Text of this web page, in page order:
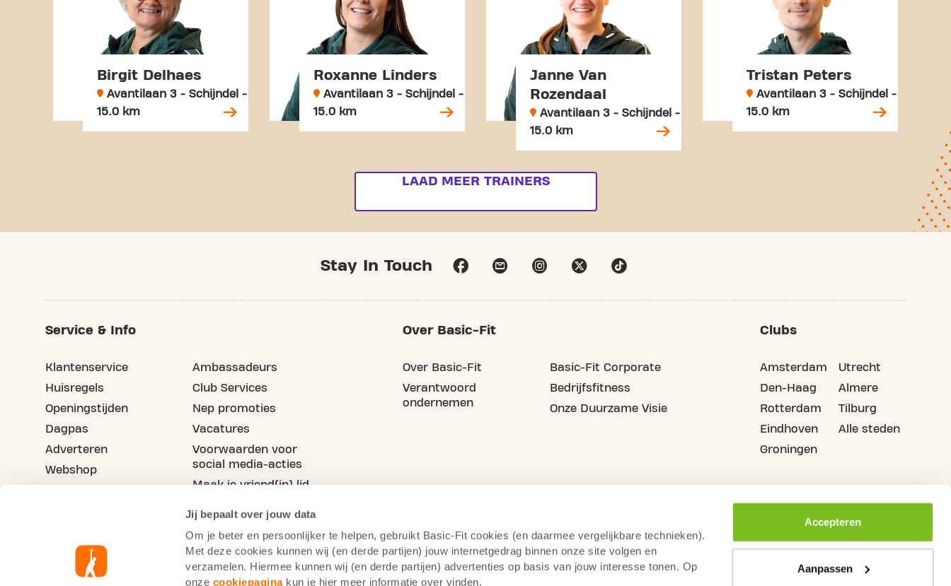
Jij bepaalt over jouw data
Om je beter en persoonlijker te helpen, gebruikt Basic-Fit cookies (en daarmee vergelijkbare technieken).
Met deze cookies kunnen wij (en derde partijen) jouw internetgedrag binnen onze site volgen en
verzamelen. Hiermee kunnen wij (en derde partijen) advertenties op basis van jouw interesse tonen. Op
onze cookiepaginakun je hier meer informatie over vinden.
Accepteren
Aanpassen
Birgit Delhaes
Avantilaan 3 - Schijndel -
15.0 km
Roxanne Linders
Avantilaan 3 - Schijndel -
15.0 km
Janne Van
Rozendaal
Avantilaan 3 - Schijndel -
15.0 km
Tristan Peters
Avantilaan 3 - Schijndel -
15.0 km
LAAD MEER TRAINERS
Stay In Touch
Service & Info
Klantenservice
Huisregels
Openingstijden
Dagpas
Adverteren
Webshop
Ambassadeurs
Club Services
Nep promoties
Vacatures
Voorwaarden voor
social media-acties
Maak je vriend(in) lid
Over Basic-Fit
Over Basic-Fit
Verantwoord
ondernemen
Basic-Fit Corporate
Bedrijfsfitness
Onze Duurzame Visie
Clubs
Amsterdam
Den-Haag
Rotterdam
Eindhoven
Groningen
Utrecht
Almere
Tilburg
Alle steden